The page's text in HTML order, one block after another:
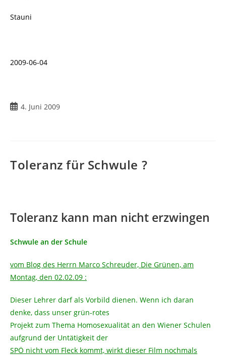
Stauni
2009-06-04
Beitrag4. Juni 2009
Toleranz für Schwule ?
Toleranz kann man nicht erzwingen
Schwule an der Schule
vom Blog des Herrn Marco Schreuder, Die Grünen, am
Montag, den 02.02.09 :
Dieser Lehrer darf als Vorbild dienen. Wenn ich daran
denke, dass unser grün-rotes
Projekt zum Thema Homosexualität an den Wiener Schulen
aufgrund der Untätigkeit der
SPÖ nicht vom Fleck kommt, wirkt dieser Film nochmals